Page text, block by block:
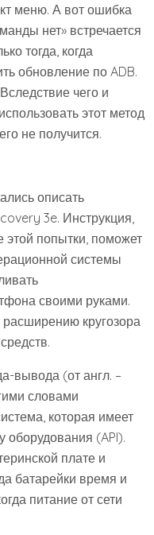
меню. А вот ошибка
нет» встречается
тогда, когда
обновление по ADB.
чего и
этот метод
не получится.
описать
3e. Инструкция,
этой попытки, поможет
системы
своими руками.
расширению кругозора
вывода (от англ. –
словами
которая имеет
оборудования (API).
плате и
батарейки время и
питание от сети